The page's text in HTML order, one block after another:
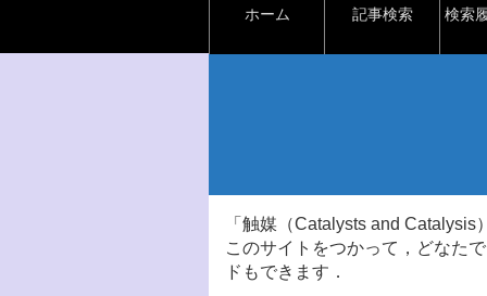
ホーム 記事検索 検索
「触媒（Catalysts and
このサイトをつかって，どなた
ドもできます．